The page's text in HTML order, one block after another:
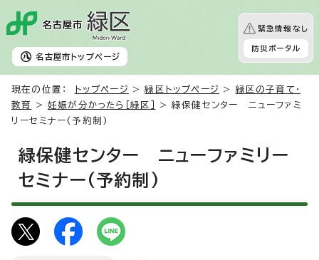
名古屋市 トップページ
緊急情報なし
防災ポータル
現在の位置： トップページ >緑区トップページ > 緑区の子育て・
教育
>妊娠が分かったら［緑区］
> 緑保健センター ニューファミ
リーセミナー(予約制)
緑保健センター ニューファミリー
セミナー(予約制)